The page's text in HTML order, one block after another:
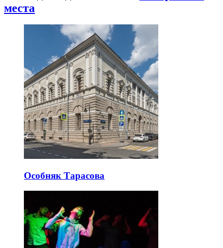
места
Особняк Тарасова